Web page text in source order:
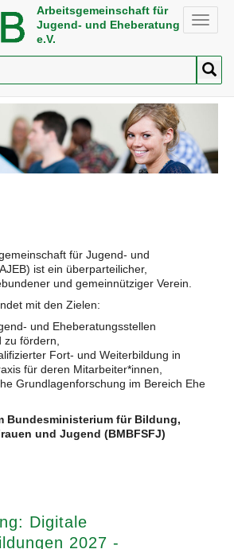
Toggle
Arbeitsgemeinschaft für
Jugend- und Eheberatung
e.V.
für Jugend- und
ist ein überparteilicher,
und gemeinnütziger Verein.
mit den Zielen:
und Eheberatungsstellen
fördern,
Fort- und Weiterbildung in
für deren Mitarbeiter*innen,
Grundlagenforschung im Bereich Ehe
Bundesministerium für Bildung,
und Jugend (BMBFSFJ)
Digitale
2027 -